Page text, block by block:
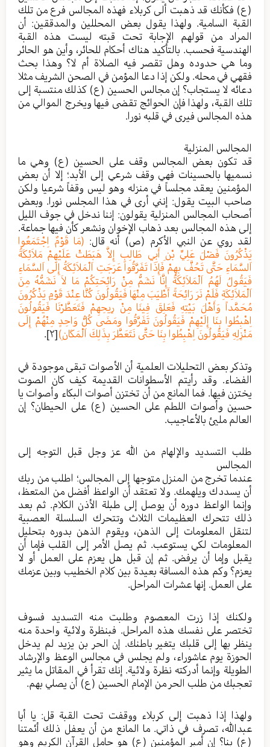
(ع) فكأنك قد ذهبت ألى كربلاء فهذه المجالس فرع من تلك
القبة السامية. ولهذا يقول بعض المحللين والمدققين: أن
المراد من قولهم الإجابة تحت قبته ليست هذه القبة
الهندسية فحسب. بالتأكيد هناك أحكام للحائر، وأين هو الحائر
وما هي حدوده وهل تقصر فيه الصلاة أم لا؟ وهذا بحث
فقهي في محله. ولكن إذا دعا المؤمن في الصحن الشريف مثلا
دعائه لا يستجاب؟ إن مجالس الحسين (ع) كذلك منتسبة إلى
تلك القبة، ولهذا فإن الحوائج تقضى فيها ويخرج الموالي من
هذه المجالس فيرى في قلبه نورا.
المجالس المنزلية
قد تكون بعض المجالس وقف على الحسين (ع) وهي ما
نسميها بالحسينات فهي وقف شرعي إلى الأبد؛ إلا أن بعض
المؤمنين يعقد مجلساً في منزله وهو ليس وقفاً شرعيا ولكن
صاحب البيت يقول: إنني أرى في هذا المجلس نورا. وبعض
أصحاب المجالس المنزلية يقولون: إننا ندخل في جوف الليل
إلى هذه المجالس بعد ذهاب الإخوان ونشعر كأن فيها جماعة.
لقد روي عن النبي الأكرم (ص) أنه قال: (مَا قَوْمٌ اِجْتَمَعُوا
يَذْكُرُونَ فَضْلَ عَلِيِّ بْنِ أَبِي طَالِبٍ إِلاَّ هَبَطَتْ عَلَيْهِمْ مَلاَئِكَةُ
اَلسَّمَاءِ حَتَّى تَحُفَّ بِهِمْ فَإِذَا تَفَرَّقُوا عَرَجَتِ اَلْمَلاَئِكَةُ إِلَى اَلسَّمَاءِ
فَيَقُولُ لَهُمُ اَلْمَلاَئِكَةُ إِنَّا نَشَمُّ مِنْ رَائِحَتِكُمْ مَا لاَ نَشَمُّهُ مِنَ
اَلْمَلاَئِكَةِ فَلَمْ نَرَ رَائِحَةً أَطْيَبَ مِنْهَا فَيَقُولُونَ كُنَّا عِنْدَ قَوْمٍ يَذْكُرُونَ
مُحَمَّداً وَأَهْلَ بَيْتِهِ فَعَلِقَ فِينَا مِنْ رِيحِهِمْ فَتَعَطَّرْنَا فَيَقُولُونَ
اِهْبِطُوا بِنَا إِلَيْهِمْ فَيَقُولُونَ تَفَرَّقُوا ومَضَى كُلُّ وَاحِدٍ مِنْهُمْ إِلَى
مَنْزِلِهِ فَيَقُولُونَ اِهْبِطُوا بِنَا حَتَّى نَتَعَطَّرَ بِذَلِكَ اَلْمَكَانِ)[٢] .
وتذكر بعض التحليلات العلمية أن الأصوات تبقى موجودة في
الفضاء. وقد رأيتم الأسطوانات القديمة كيف كان الصوت
يختزن فيها. فما المانع من أن تختزن أصوات البكاء وأصوات يا
حسين وأصوات اللطم على الحسين (ع) على الحيطان؟ إن
العالم مليئ بالأعاجيب.
طلب التسديد والإلهام من الله عز وجل قبل التوجه إلى
المجالس
عندما تخرج من المنزل متوجها إلى المجالس؛ اطلب من ربك
أن يسددك ويلهمك. ولا تعتقد أن الواعظ أفضل من المتعظ،
وإنما الواعظ دوره أن يوصل إلى طبلة الأذن الكلام. ثم بعد
ذلك تتحرك العظيمات الثلاث وتتحرك السلسلة العصبية
لتنقل المعلومات إلى الذهن، ويقوم الذهن بدوره بتحليل
المعلومات لكي يستوعب. ثم يصل الأمر إلى القلب فإما أن
يقبل وإما أن يرفض. ثم إن قبل هل يعزم على العمل أو لا
يعزم؟ وكم هذه المسافة بعيدة بين كلام الخطيب وبين عزمك
على العمل. إنها عشرات المراحل.
ولكنك إذا زرت المعصوم وطلبت منه التسديد فسوف
تختصر على نفسك هذه المراحل. فبنظرة ولائية واحدة منه
ينظر بها إلى قلبك يتغير باطنك. إن الحر بن يزيد لم يدخل
الحوزة يوم عاشوراء، ولم يجلس في مجالس الوعظ والإرشاد
الطويلة وإنما أدركته نظرة ولائية. إنك تقرأ في المقاتل ما يثير
تعجبك من طلب الحر من الإمام الحسين (ع) أن يصلي بهم.
ولهذا إذا ذهبت إلى كربلاء ووقفت تحت القبة قل: يا أبا
عبدالله، تصرف في ذاتي. ما المانع من أن يعفل ذلك أئمتنا
(ع) بنا؟ إن أمير المؤمنين (ع) هو حامل القرآن الكريم وهو